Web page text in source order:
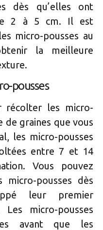
dès qu’elles ont
2 à 5 cm. Il est
micro-pousses au
la meilleure
pousses
récolter les micro-
de graines que vous
les micro-pousses
entre 7 et 14
Vous pouvez
pousses dès
leur premier
micro-pousses
avant que les